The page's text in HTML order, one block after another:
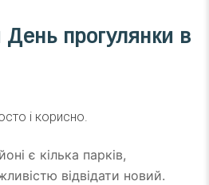
День прогулянки в
і корисно.
є кілька парків,
відвідати новий.